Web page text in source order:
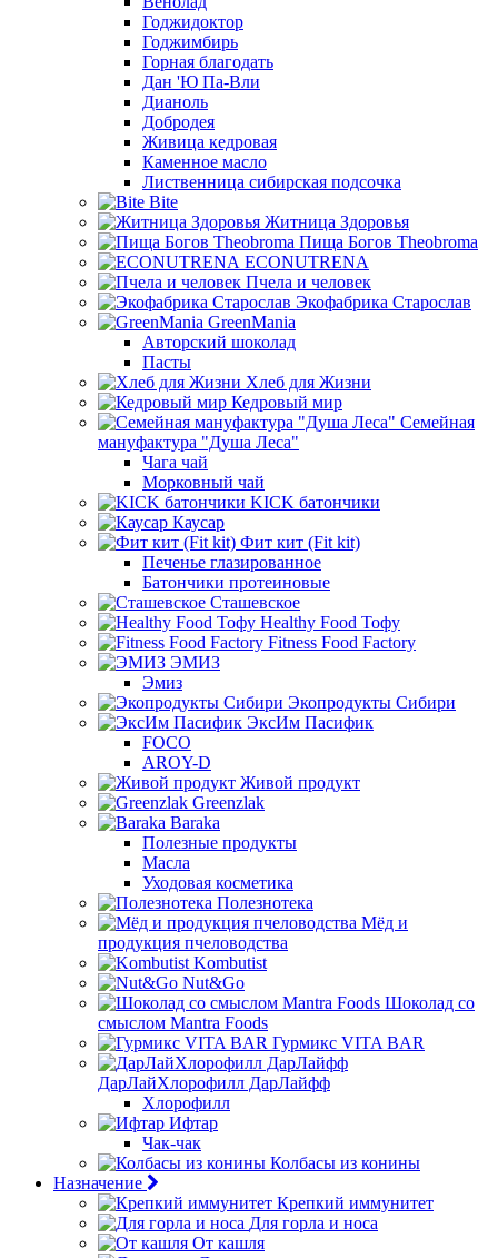
Годжидоктор
Годжимбирь
Горная благодать
Дан 'Ю Па-Вли
Дианоль
Добродея
Живица кедровая
Каменное масло
Лиственница сибирская подсочка
Bite
Житница Здоровья
Пища Богов Theobroma
ECONUTRENA
Пчела и человек
Экофабрика Старослав
GreenMania
Авторский шоколад
Пасты
Хлеб для Жизни
Кедровый мир
Семейная
мануфактура "Душа Леса"
Чага чай
Морковный чай
KICK батончики
Каусар
Фит кит (Fit kit)
Печенье глазированное
Батончики протеиновые
Сташевское
Healthy Food Тофу
Fitness Food Factory
ЭМИЗ
Эмиз
Экопродукты Сибири
ЭксИм Пасифик
FOCO
AROY-D
Живой продукт
Greenzlak
Baraka
Полезные продукты
Масла
Уходовая косметика
Полезнотека
Мёд и
продукция пчеловодства
Kombutist
Nut&Go
Шоколад со
смыслом Mantra Foods
Гурмикс VITA BAR
ДарЛайХлорофилл ДарЛайфф
Хлорофилл
Ифтар
Чак-чак
Колбасы из конины
Назначение
Крепкий иммунитет
Для горла и носа
От кашля